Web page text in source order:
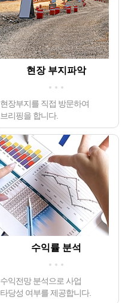
현장 부지파악
현장부지를 직접 방문하여
브리핑을 합니다.
수익률 분석
수익전망 분석으로 사업
타당성 여부를 제공합니다.